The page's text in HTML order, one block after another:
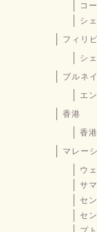
コ
シ
フィリ
シ
ブルネイ
エ
香港
香
マレー
ウ
サ
セ
セ